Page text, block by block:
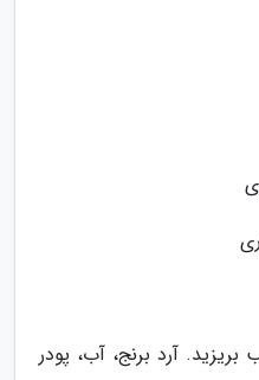
آرد برنج، آب، پودر